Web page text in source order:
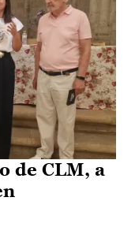
de CLM, a